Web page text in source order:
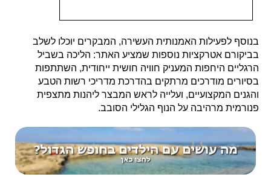
בנוסף לפעילות האמנותית העשירה, המבקרים יוכלו לשלב
בביקורם אטרקציות נוספות שמציע האתר: הליכה בשביל
הרגליים היחפות המעניק חוויה חושית ייחודית, השתתפות
בסיורים מודרכים מרתקים בהדרכת מדריכי רשות הטבע
והגנים המקצועיים, ועלייה לראש המבצר ליהנות מתצפית
פנורמית מרהיבה על הנוף הגלילי הסובב.